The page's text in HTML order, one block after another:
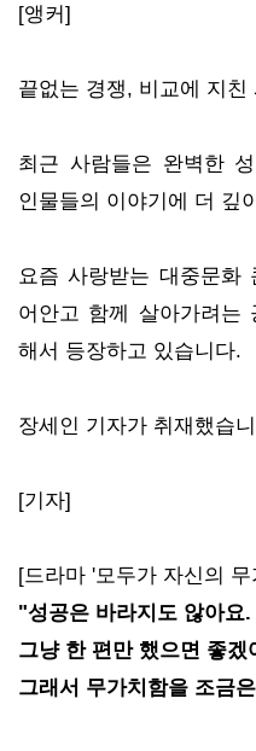
[앵커]
끝없는 경쟁, 비교에 지친
최근 사람들은 완벽한
인물들의 이야기에 더 깊
요즘 사랑받는 대중문화
어안고 함께 살아가려는
해서 등장하고 있습니다.
장세인 기자가 취재했습
[기자]
[드라마 '모두가 자신의
"성공은 바라지도 않아요.
그냥 한 편만 했으면 좋겠
그래서 무가치함을 조금